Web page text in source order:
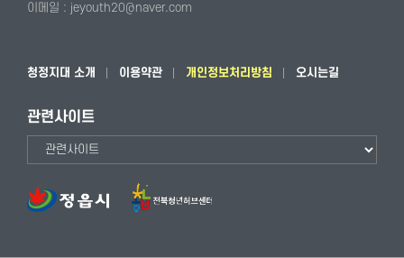
이메일 : jeyouth20@naver.com
청정지대 소개 이용약관 개인정보처리방침 오시는길
관련사이트